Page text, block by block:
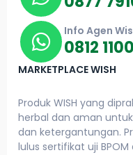
0812
Info Agen
MARKETPLACE WISH
Produk WISH yang
herbal dan aman
dan ketergantungan.
lulus sertifikat uji BPOM